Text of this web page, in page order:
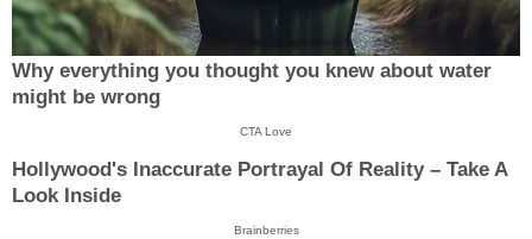
Why everything you thought you knew about water
might be wrong
CTA Love
Hollywood's Inaccurate Portrayal Of Reality – Take A
Look Inside
Brainberries